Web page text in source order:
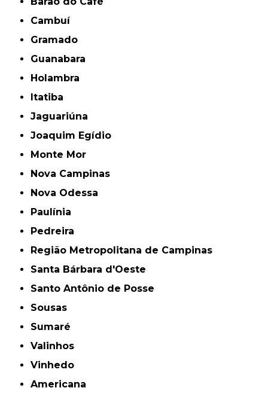
Cambuí
Gramado
Guanabara
Holambra
Itatiba
Jaguariúna
Joaquim Egídio
Monte Mor
Nova Campinas
Nova Odessa
Paulínia
Pedreira
Região Metropolitana de Campinas
Santa Bárbara d'Oeste
Santo Antônio de Posse
Sousas
Sumaré
Valinhos
Vinhedo
americana